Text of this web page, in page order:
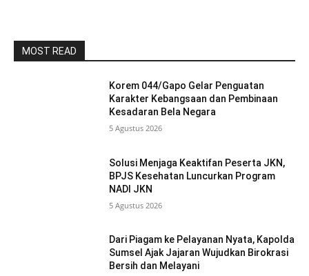
MOST READ
Korem 044/Gapo Gelar Penguatan
Karakter Kebangsaan dan Pembinaan
Kesadaran Bela Negara
5 Agustus 2026
Solusi Menjaga Keaktifan Peserta JKN,
BPJS Kesehatan Luncurkan Program
NADI JKN
5 Agustus 2026
Dari Piagam ke Pelayanan Nyata, Kapolda
Sumsel Ajak Jajaran Wujudkan Birokrasi
Bersih dan Melayani